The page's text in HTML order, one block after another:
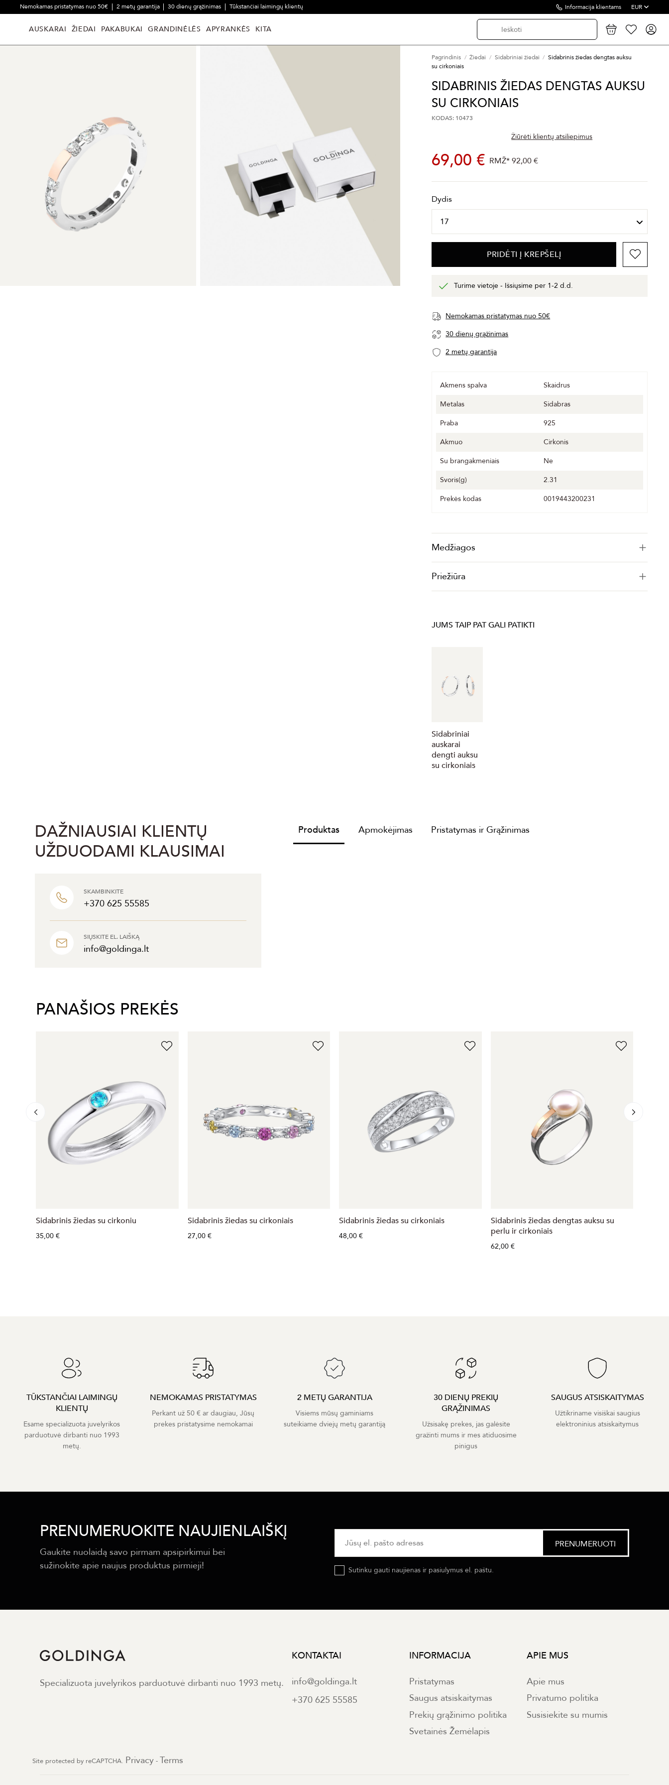
Nemokamas pristatymas nuo 50€ 2 metų garantija 30 dienų grąžinimas Tūkstančiai laimingų klientų Informacija klientams EUR
AUSKARAI ŽIEDAI PAKABUKAI GRANDINĖLĖS APYRANKĖS KITA
Pagrindinis Žiedai Sidabriniai žiedai
Sidabrinis žiedas dengtas auksu
su cirkoniais
SIDABRINIS ŽIEDAS DENGTAS AUKSU
SU CIRKONIAIS
KODAS: 10473
Žiūrėti klientų atsiliepimus
69,00 € RMŽ*92,00 €
Dydis
PRIDĖTI Į KREPŠELĮ
Turime vietoje - Išsiųsime per 1-2 d.d.
Nemokamas pristatymas nuo 50€
30 dienų grąžinimas
2 metų garantija
Akmens spalva
Skaidrus
Metalas
Sidabras
Praba
925
Akmuo
Cirkonis
Su brangakmeniais
Ne
Svoris(g)
2.31
Prekės kodas
0019443200231
Medžiagos
Priežiūra
JUMS TAIP PAT GALI PATIKTI
Sidabriniai
auskarai
dengti auksu
su cirkoniais
DAŽNIAUSIAI KLIENTŲ
UŽDUODAMI KLAUSIMAI
SKAMBINKITE
+370 625 55585
SIŲSKITE EL. LAIŠKĄ
info@goldinga.lt
Produktas Apmokėjimas Pristatymas ir Grąžinimas
PANAŠIOS PREKĖS
Sidabrinis žiedas su cirkoniu
35,00 €
Sidabrinis žiedas su cirkoniais
27,00 €
Sidabrinis žiedas su cirkoniais
48,00 €
Sidabrinis žiedas dengtas auksu su
perlu ir cirkoniais
62,00 €
TŪKSTANČIAI LAIMINGŲ
KLIENTŲ
Esame specializuota juvelyrikos
parduotuvė dirbanti nuo 1993
metų.
NEMOKAMAS PRISTATYMAS
Perkant už 50 € ar daugiau, Jūsų
prekes pristatysime nemokamai
2 METŲ GARANTIJA
Visiems mūsų gaminiams
suteikiame dviejų metų garantiją
30 DIENŲ PREKIŲ
GRĄŽINIMAS
Užsisakę prekes, jas galėsite
gražinti mums ir mes atiduosime
pinigus
SAUGUS ATSISKAITYMAS
Užtikriname visiškai saugius
elektroninius atsiskaitymus
PRENUMERUOKITE NAUJIENLAIŠKĮ
Gaukite nuolaidą savo pirmam apsipirkimui bei
sužinokite apie naujus produktus pirmieji!
Sutinku gauti naujienas ir pasiulymus el. paštu.
Specializuota juvelyrikos parduotuvė dirbanti nuo 1993 metų.
KONTAKTAI
info@goldinga.lt
+370 625 55585
INFORMACIJA
Pristatymas
Saugus atsiskaitymas
Prekių grąžinimo politika
Svetainės Žemėlapis
APIE MUS
Apie mus
Privatumo politika
Susisiekite su mumis
Site protected by reCAPTCHA. Privacy - Terms